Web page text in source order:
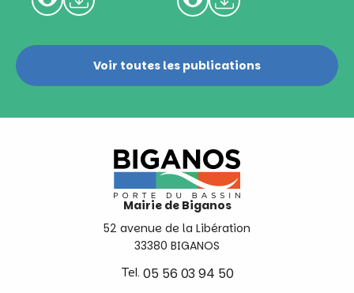
Voir toutes les publications
Mairie de Biganos
52 avenue de la Libération
33380 BIGANOS
Tel. 05 56 03 94 50